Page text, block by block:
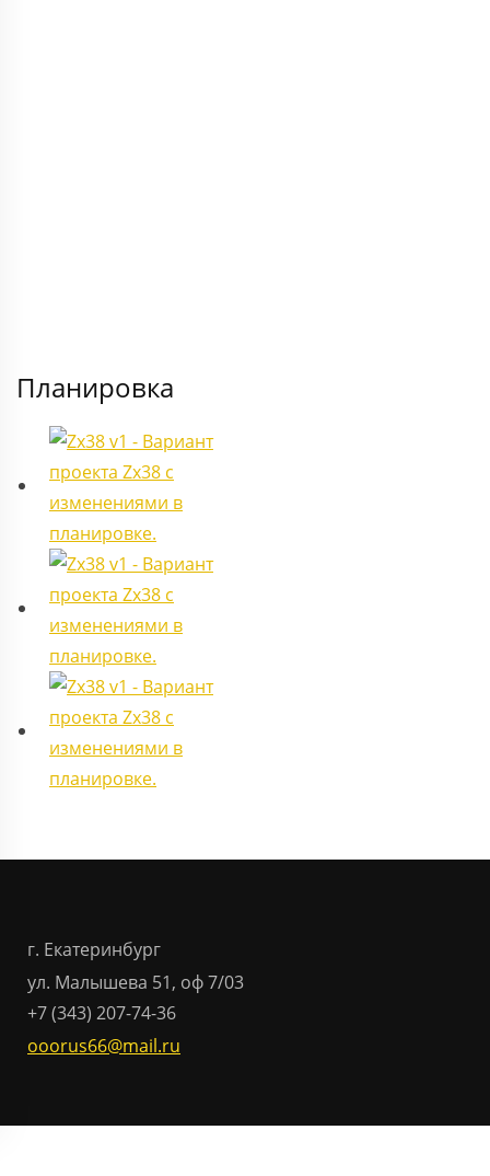
Планировка
г. Екатеринбург
ул. Малышева 51, оф 7/03
+7 (343) 207-74-36
ooorus66@mail.ru